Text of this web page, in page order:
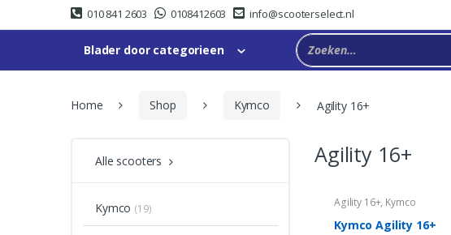
to
to
010 841 2603 0108412603 info@scooterselect.nl
Blader door categorieen
Home Shop Kymco Agility 16+
Agility 16+
Agility 16+, Kymco
Kymco Agility 16+
Alle scooters
Kymco (19)